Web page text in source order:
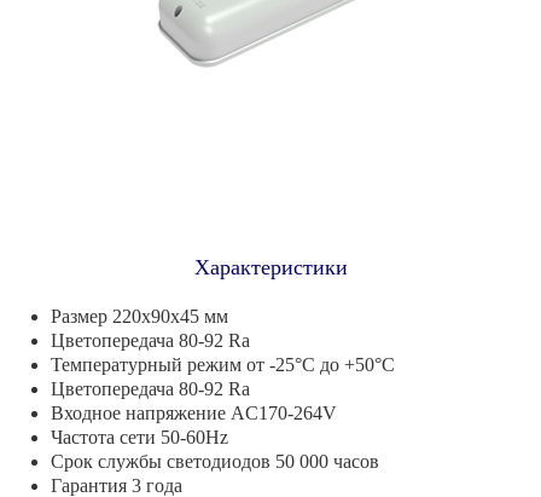
Характеристики
Размер 220х90х45 мм
Цветопередача 80-92 Ra
Температурный режим от -25°С до +50°С
Цветопередача 80-92 Ra
Входное напряжение AC170-264V
Частота сети 50-60Hz
Срок службы светодиодов 50 000 часов
Гарантия 3 года